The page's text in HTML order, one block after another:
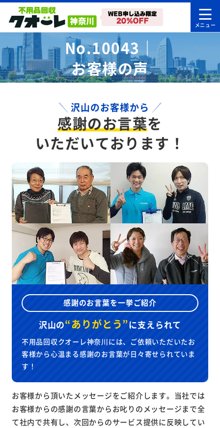
No.10043｜
お客様の声
沢山のお客様から
感謝のお言葉を
いただいております！
感謝のお言葉を一挙ご紹介
沢山の“ありがとう”に支えられて
不用品回収クオーレ神奈川には、ご依頼いただいたお
客様から心温まる感謝のお言葉が日々寄せられていま
す！
お客様から頂いたメッセージをご紹介します。当社では
お客様からの感謝の言葉からお叱りのメッセージまで全
て社内で共有し、次回からのサービス提供に反映してい